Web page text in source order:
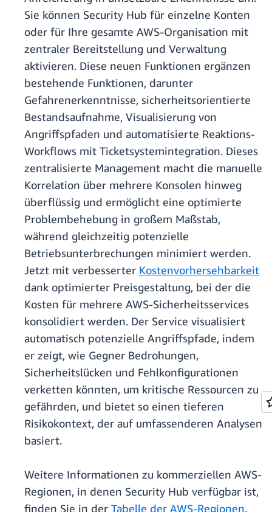
Sie können Security Hub für einzelne Konten
oder für Ihre gesamte AWS-Organisation mit
zentraler Bereitstellung und Verwaltung
aktivieren. Diese neuen Funktionen ergänzen
bestehende Funktionen, darunter
Gefahrenerkenntnisse, sicherheitsorientierte
Bestandsaufnahme, Visualisierung von
Angriffspfaden und automatisierte Reaktions-
Workflows mit Ticketsystemintegration. Dieses
zentralisierte Management macht die manuelle
Korrelation über mehrere Konsolen hinweg
überflüssig und ermöglicht eine optimierte
Problembehebung in großem Maßstab,
während gleichzeitig potenzielle
Betriebsunterbrechungen minimiert werden.
Jetzt mit verbesserter Kostenvorhersehbarkeit
dank optimierter Preisgestaltung, bei der die
Kosten für mehrere AWS-Sicherheitsservices
konsolidiert werden. Der Service visualisiert
automatisch potenzielle Angriffspfade, indem
er zeigt, wie Gegner Bedrohungen,
Sicherheitslücken und Fehlkonfigurationen
verketten könnten, um kritische Ressourcen zu
gefährden, und bietet so einen tieferen
Risikokontext, der auf umfassenderen Analysen
basiert.
Weitere Informationen zu kommerziellen AWS-
Regionen, in denen Security Hub verfügbar ist,
finden Sie in der Tabelle der AWS-Regionen.